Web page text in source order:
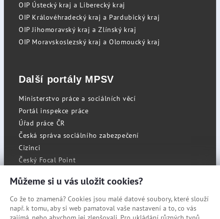
OIP Ústecký kraj a Liberecký kraj
OIP Královéhradecký kraj a Pardubický kraj
OIP Jihomoravský kraj a Zlínský kraj
OIP Moravskoslezský kraj a Olomoucký kraj
Další portály MPSV
Ministerstvo práce a sociálních věcí
Portál inspekce práce
Úřad práce ČR
Česká správa sociálního zabezpečení
Cizinci
Český Focal Point
RSS
Cookies
Můžeme si u vás uložit cookies?
Co že to znamená? Cookies jsou malé datové soubory, které slouží
např. k tomu, aby si web pamatoval vaše nastavení a to, co vás